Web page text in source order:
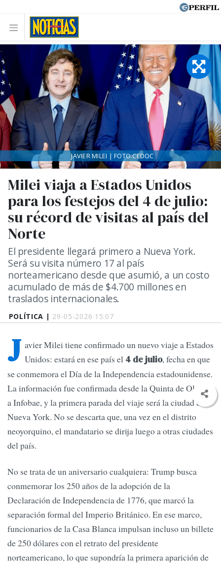
POLÍTICA | 29-05-2026 15:07
Milei viaja a Estados Unidos
para los festejos del 4 de julio:
su récord de visitas al país del
Norte
El presidente llegará primero a Nueva York.
Será su visita número 17 al país
norteamericano desde que asumió, a un costo
acumulado de más de $4.700 millones en
traslados internacionales.
JAVIER MILEI | FOTO:CEDOC
J avier Milei tiene confirmado un nuevo viaje a Estados
Unidos: estará en ese país el 4 de julio, fecha en que
se conmemora el Día de la Independencia estadounidense.
La información fue confirmada desde la Quinta de Olivos
a Infobae, y la primera parada del viaje será la ciudad de
Nueva York. No se descarta que, una vez en el distrito
neoyorquino, el mandatario se dirija luego a otras ciudades
del país.
No se trata de un aniversario cualquiera: Trump busca
conmemorar los 250 años de la adopción de la
Declaración de Independencia de 1776, que marcó la
separación formal del Imperio Británico. En ese marco,
funcionarios de la Casa Blanca impulsan incluso un billete
de 250 dólares con el retrato del presidente
norteamericano, lo que supondría la primera aparición de